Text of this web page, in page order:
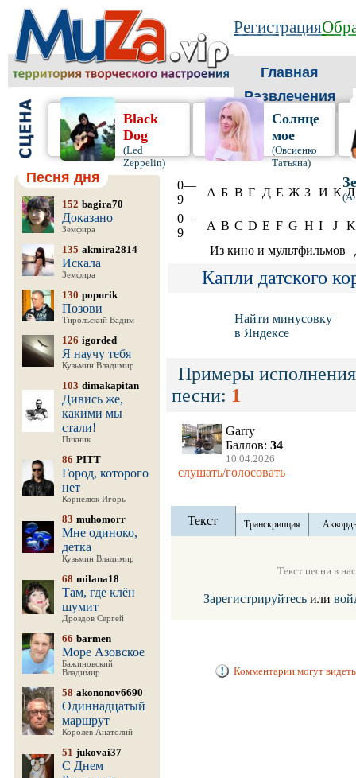
Регистрация
Главная
Развлечения
Black
Dog
(Led
Zeppelin)
Солнце
мое
(Овсиенко
Татьяна)
Песня дня
152 bagira70
Доказано
Земфира
135 akmira2814
Искала
Земфира
130 popurik
Позови
Тирольский Вадим
126 igorded
Я научу тебя
Кузьмин Владимир
103 dimakapitan
Дивись же,
какими мы
стали!
Пикник
86 PITT
Город, которого
нет
Корнелюк Игорь
83 muhomorr
Мне одиноко,
детка
Кузьмин Владимир
68 milana18
Там, где клён
шумит
Дроздов Сергей
66 barmen
Море Азовское
Бажиновский
Владимир
58 akononov6690
Одиннадцатый
маршрут
Королев Анатолий
51 jukovai37
С Днем
0—
9
А Б В Г Д Е Ж З И К Л
0—
9
A B C D E F G H I J
K
Из кино и мультфильмов
Капли датского
Найти минусовку
в Яндексе
Примеры исполнения
песни: 1
Garry
Баллов: 34
10.04.2026
слушать/голосовать
Текст Транскрипция
Текст песни в
Зарегистрируйтесь или
Комментарии могут